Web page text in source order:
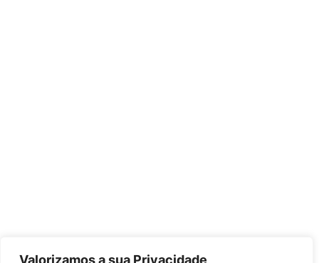
Valorizamos a sua Privacidade